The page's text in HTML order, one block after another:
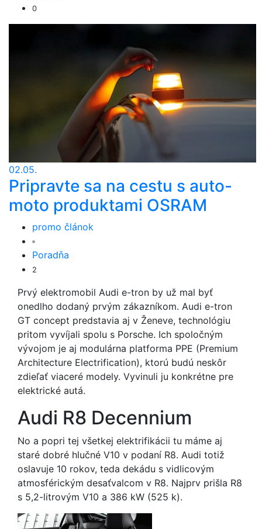
0
02.05.
Pripravte sa na cestu s auto-
moto produktami OSRAM
promo článok
Poradňa
2
Prvý elektromobil Audi e-tron by už mal byť
onedlho dodaný prvým zákazníkom. Audi e-tron
GT concept predstavia aj v Ženeve, technológiu
pritom vyvíjali spolu s Porsche. Ich spoločným
vývojom je aj modulárna platforma PPE (Premium
Architecture Electrification), ktorú budú neskôr
zdieľať viaceré modely. Vyvinuli ju konkrétne pre
elektrické autá.
Audi R8 Decennium
No a popri tej všetkej elektrifikácii tu máme aj
staré dobré hlučné V10 v podaní R8. Audi totiž
oslavuje 10 rokov, teda dekádu s vidlicovým
atmosférickým desaťvalcom v R8. Najprv prišla R8
s 5,2-litrovým V10 a 386 kW (525 k).